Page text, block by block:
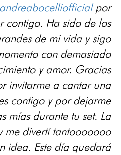
por
contigo. Ha sido de los
de mi vida y sigo
con demasiado
y amor. Gracias
invitarme a cantar una
contigo y por dejarme
mías durante tu set. La
me divertí tantooooooo
idea. Este día quedará